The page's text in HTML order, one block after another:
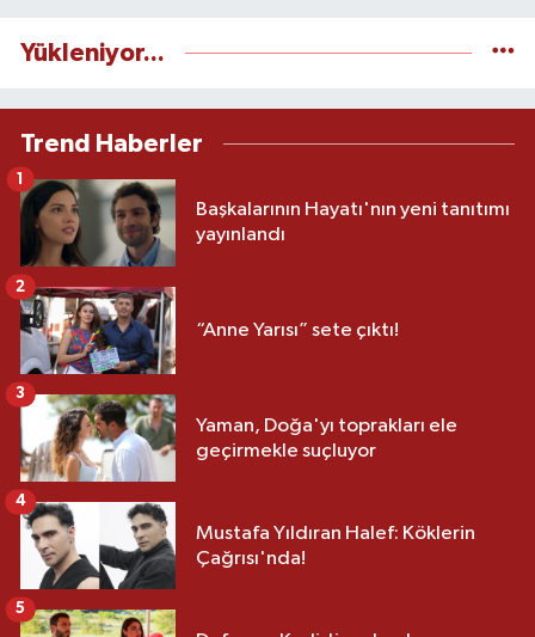
Yükleniyor...
Trend Haberler
Başkalarının Hayatı'nın yeni tanıtımı
yayınlandı
1
“Anne Yarısı” sete çıktı!
2
Yaman, Doğa'yı toprakları ele
geçirmekle suçluyor
3
Mustafa Yıldıran Halef: Köklerin
Çağrısı'nda!
4
5